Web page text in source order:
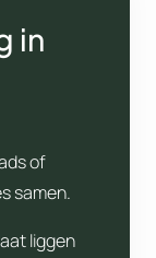
in
of
samen.
liggen